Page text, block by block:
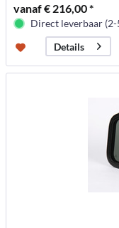
vanaf € 216,00 *
Direct leverbaar (2-
Details